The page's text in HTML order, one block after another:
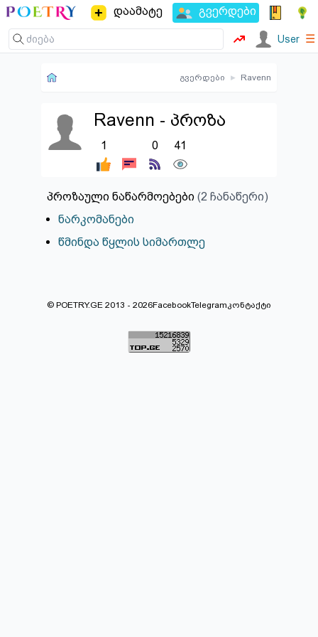
დაამატე გვერდები
User ☰
გვერდები ▸ Ravenn
Ravenn - პროზა
1 0 41
პროზაული ნაწარმოებები (2 ჩანაწერი)
ნარკომანები
წმინდა წყლის სიმართლე
© POETRY.GE 2013 - 2026FacebookTelegramკონტაქტი